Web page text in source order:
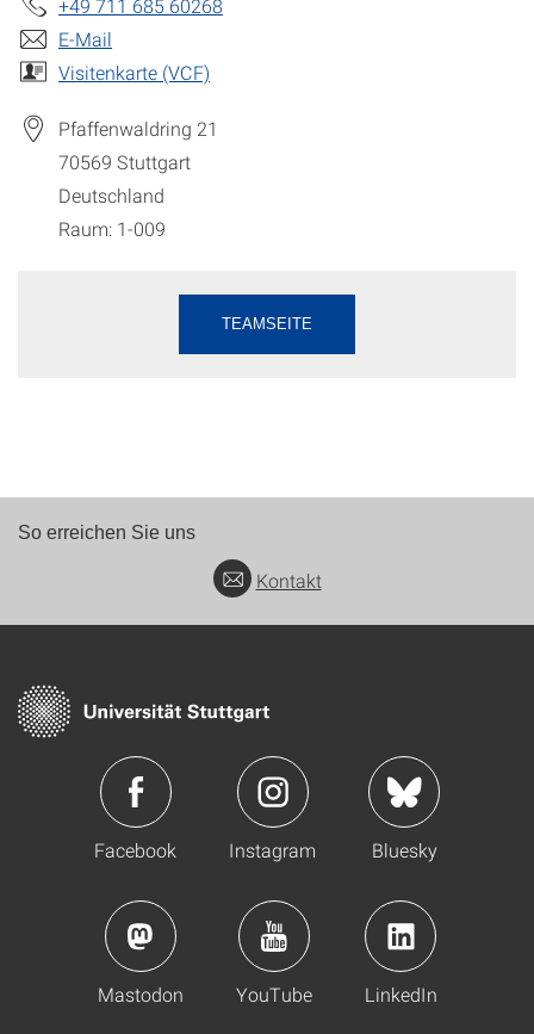
+49 711 685 60268
E-Mail
Visitenkarte (VCF)
Pfaffenwaldring 21
70569 Stuttgart
Deutschland
Raum: 1-009
TEAMSEITE
So erreichen Sie uns
Kontakt
Facebook Instagram Bluesky
Mastodon YouTube LinkedIn